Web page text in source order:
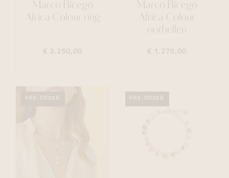
Marco Bicego
Africa Colour ring
€ 3.250,00
Marco Bicego
Africa Colour
oorbellen
€ 1.270,00
PRE-ORDER PRE-ORDER